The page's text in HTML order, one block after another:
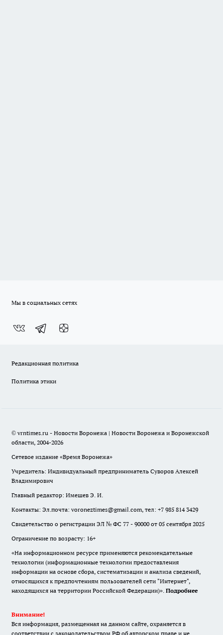
Мы в социальных сетях
Редакционная политика
Политика этики
© vrntimes.ru - Новости Воронежа | Новости Воронежа и Воронежской
области, 2004-2026
Сетевое издание «Время Воронежа»
Учредитель: Индивидуальный предприниматель Суворов Алексей
Владимирович
Главный редактор: Имешев Э. И.
Контакты: Эл.почта: voroneztimes@gmail.com, тел: +7 985 814 3429
Свидетельство о регистрации ЭЛ № ФС 77 - 90000 от 05 сентября 2025
Ограничение по возрасту: 16+
«На информационном ресурсе применяются рекомендательные
технологии (информационные технологии предоставления
информации на основе сбора, систематизации и анализа сведений,
относящихся к предпочтениям пользователей сети "Интернет",
находящихся на территории Российской Федерации)». Подробнее
Внимание!
Вся информация, размещенная на данном сайте, охраняется в
соответствии с законодательством РФ об авторском праве и не